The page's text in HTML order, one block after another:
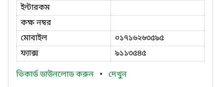
ইন্টারকম
কক্ষ নম্বর
মোবাইল
০১৭১৬২৬৩৫৯৫
ফ্যাক্স
৯১১৩৫৪৫
ভিকার্ড ডাউনলোড করুন • দেখুন